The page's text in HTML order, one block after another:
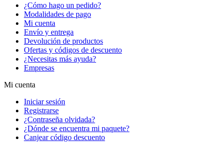
¿Cómo hago un pedido?
Modalidades de pago
Mi cuenta
Envío y entrega
Devolución de productos
Ofertas y códigos de descuento
¿Necesitas más ayuda?
Empresas
Mi cuenta
Iniciar sesión
Registrarse
¿Contraseña olvidada?
¿Dónde se encuentra mi paquete?
Canjear código descuento